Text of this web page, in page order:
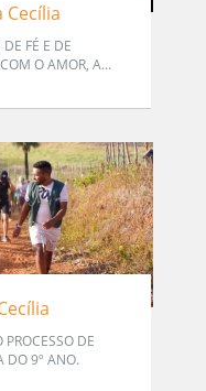
Cecília
FÉ E DE
O AMOR, A...
DE
DO 9º ANO.